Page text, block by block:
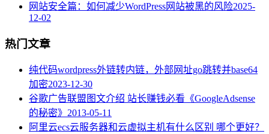
网站安全篇：如何减少WordPress网站被黑的风险2025-
12-02
热门文章
纯代码wordpress外链转内链，外部网址go跳转并base64
加密2023-12-30
谷歌广告联盟图文介绍 站长赚钱必看《GoogleAdsense
的秘密》 2013-05-11
阿里云ecs云服务器和云虚拟主机有什么区别 哪个更好？